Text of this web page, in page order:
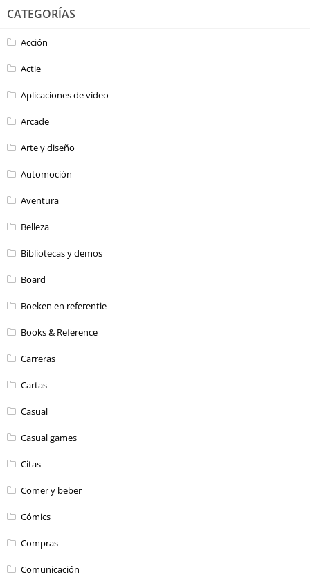
CATEGORÍAS
Acción
Actie
Aplicaciones de vídeo
Arcade
Arte y diseño
Automoción
Aventura
Belleza
Bibliotecas y demos
Board
Boeken en referentie
Books & Reference
Carreras
Cartas
Casual
Casual games
Citas
Comer y beber
Cómics
Compras
Comunicación